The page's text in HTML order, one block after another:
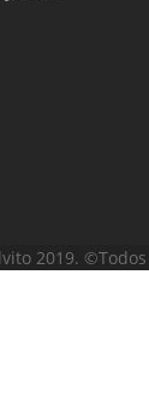
2019.